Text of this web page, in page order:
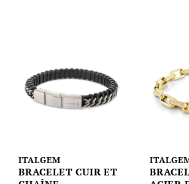
ITALGEM
BRACELET CUIR ET